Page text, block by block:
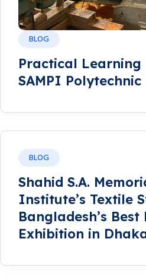
BLOG
Practical
SAMPI
BLOG
Shahid S.A.
Institute’s Textile
Bangladesh’s
Exhibition in